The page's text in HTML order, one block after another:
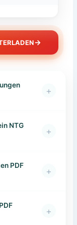
→
+
NTG
+
PDF
+
+